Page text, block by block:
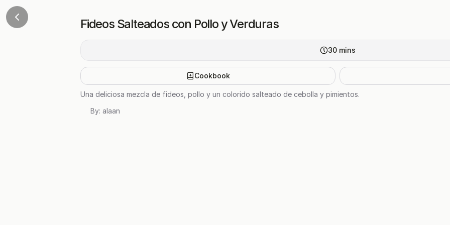
Fideos Salteados con Pollo y Verduras
30 mins
Cookbook
Una deliciosa mezcla de fideos, pollo y un colorido salteado de cebolla y pimientos.
By: alaan